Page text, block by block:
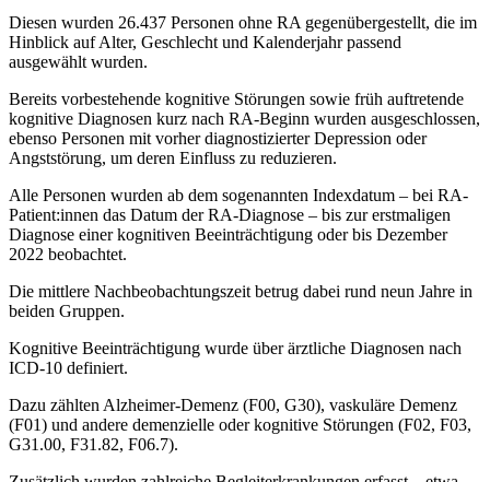
Diesen wurden 26.437 Personen ohne RA gegenübergestellt, die im
Hinblick auf Alter, Geschlecht und Kalenderjahr passend
ausgewählt wurden.
Bereits vorbestehende kognitive Störungen sowie früh auftretende
kognitive Diagnosen kurz nach RA-Beginn wurden ausgeschlossen,
ebenso Personen mit vorher diagnostizierter Depression oder
Angststörung, um deren Einfluss zu reduzieren.
Alle Personen wurden ab dem sogenannten Indexdatum – bei RA-
Patient:innen das Datum der RA-Diagnose – bis zur erstmaligen
Diagnose einer kognitiven Beeinträchtigung oder bis Dezember
2022 beobachtet.
Die mittlere Nachbeobachtungszeit betrug dabei rund neun Jahre in
beiden Gruppen.
Kognitive Beeinträchtigung wurde über ärztliche Diagnosen nach
ICD-10 definiert.
Dazu zählten Alzheimer-Demenz (F00, G30), vaskuläre Demenz
(F01) und andere demenzielle oder kognitive Störungen (F02, F03,
G31.00, F31.82, F06.7).